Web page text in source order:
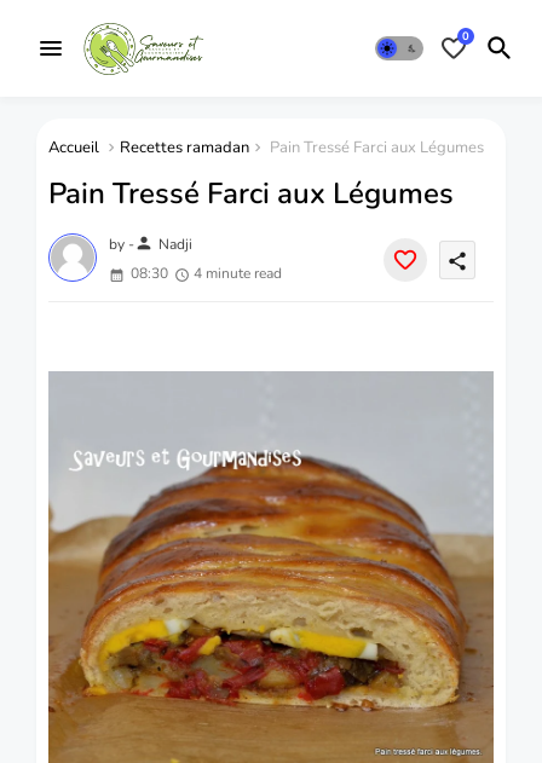
0
Accueil Recettes ramadan Pain Tressé Farci aux Légumes
Pain Tressé Farci aux Légumes
by -person Nadji
08:30
4 minute read
share